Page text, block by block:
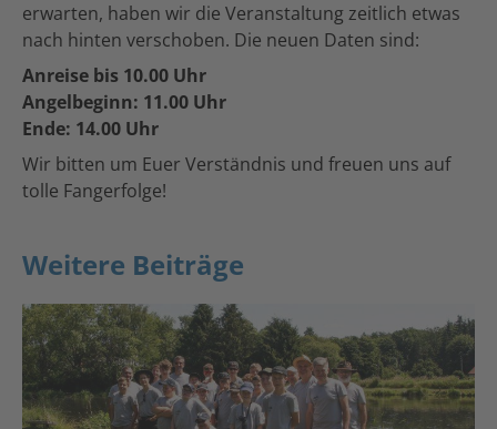
erwarten, haben wir die Veranstaltung zeitlich etwas
nach hinten verschoben. Die neuen Daten sind:
Anreise bis 10.00 Uhr
Angelbeginn: 11.00 Uhr
Ende: 14.00 Uhr
Wir bitten um Euer Verständnis und freuen uns auf
tolle Fangerfolge!
Weitere Beiträge